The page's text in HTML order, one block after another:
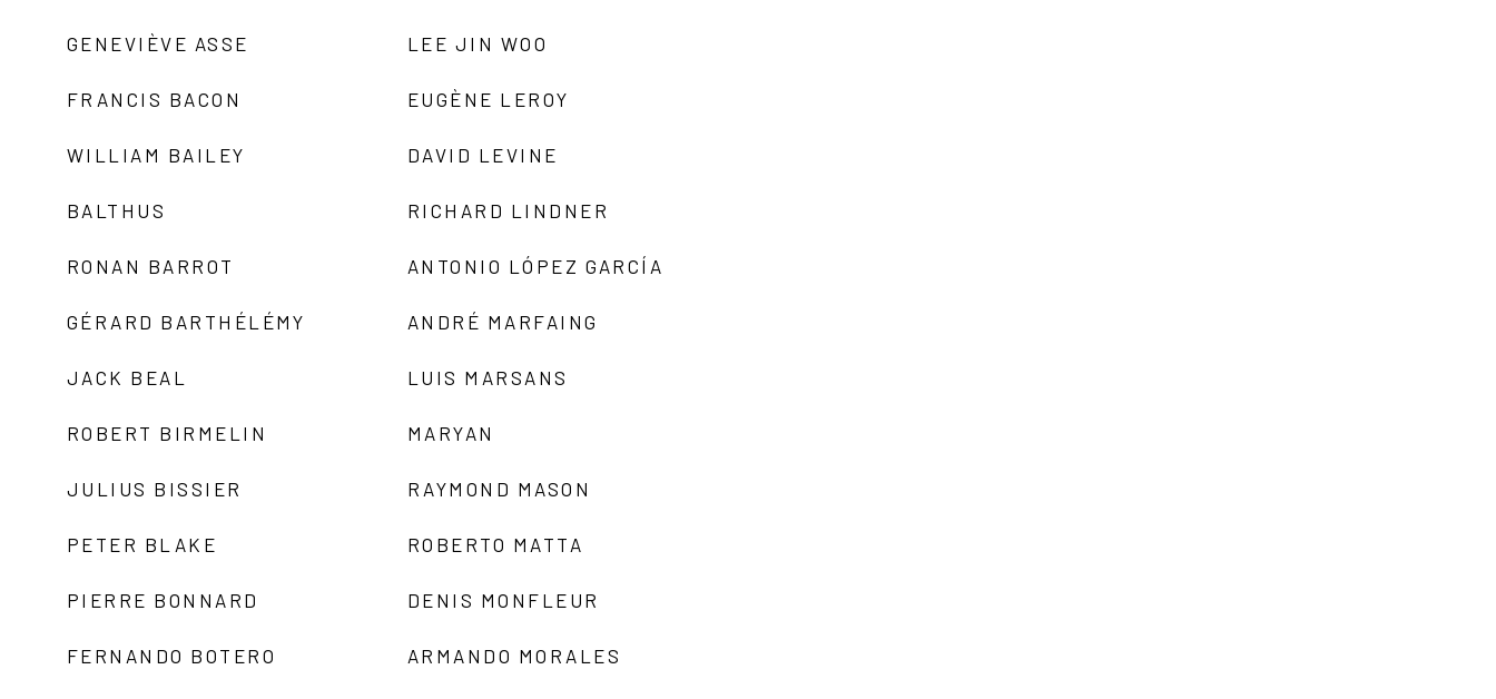
GENEVIÈVE ASSE
FRANCIS BACON
WILLIAM BAILEY
BALTHUS
RONAN BARROT
GÉRARD BARTHÉLÉMY
JACK BEAL
ROBERT BIRMELIN
JULIUS BISSIER
PETER BLAKE
PIERRE BONNARD
FERNANDO BOTERO
LEE JIN WOO
EUGÈNE LEROY
DAVID LEVINE
RICHARD LINDNER
ANTONIO LÓPEZ GARCÍA
ANDRÉ MARFAING
LUIS MARSANS
MARYAN
RAYMOND MASON
ROBERTO MATTA
DENIS MONFLEUR
ARMANDO MORALES